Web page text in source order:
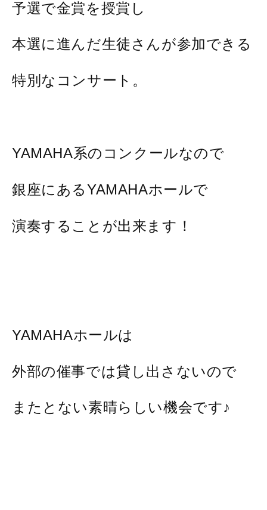
予選で金賞を授賞し
本選に進んだ生徒さんが参加できる
特別なコンサート。
YAMAHA系のコンクールなので
銀座にあるYAMAHAホールで
演奏することが出来ます！
YAMAHAホールは
外部の催事では貸し出さないので
またとない素晴らしい機会です♪